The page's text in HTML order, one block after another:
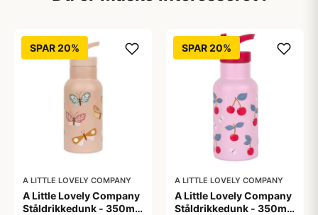
SPAR 20%
A LITTLE LOVELY COMPANY
A Little Lovely Company
Ståldrikkedunk - 350ml
SPAR 20%
A LITTLE LOVELY COMPANY
A Little Lovely Company
Ståldrikkedunk - 350ml